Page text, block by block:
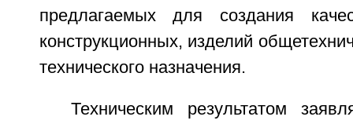
предлагаемых для создания
конструкционных, изделий
технического назначения.
Техническим результатом